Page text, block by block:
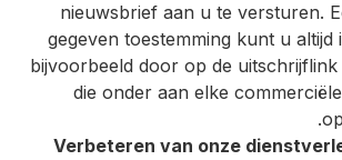
nieuwsbrief aan u te versturen.
gegeven toestemming kunt u altijd
bijvoorbeeld door op de uitschrijflink
die onder aan elke
Verbeteren van onze